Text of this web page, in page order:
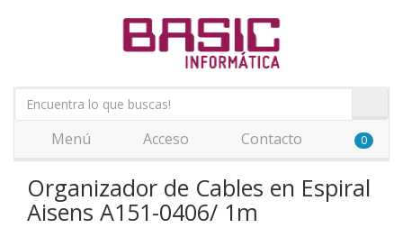
Menú Acceso Contacto 0
Organizador de Cables en Espiral
Aisens A151-0406/ 1m